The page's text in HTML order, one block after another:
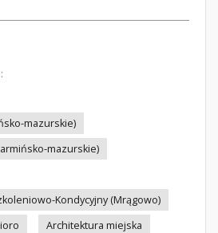
mazurskie)
mazurskie)
Kondycyjny (Mrągowo)
Architektura miejska